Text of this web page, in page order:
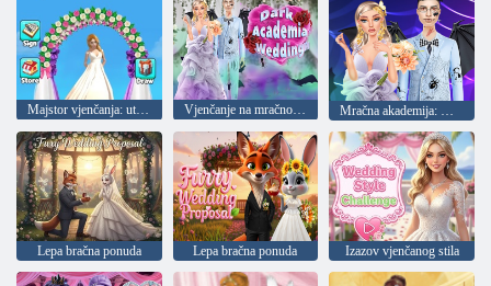
Majstor vjenčanja: utrka na mostu Vjenčanje na mračnoj akademiji Mračna akademija: Vjenčanje
Lepa bračna ponuda Lepa bračna ponuda Izazov vjenčanog stila